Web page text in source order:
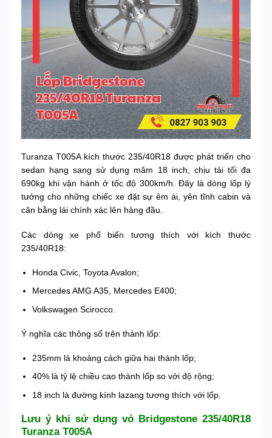
Turanza T005A kích thước 235/40R18 được phát triển cho
sedan hạng sang sử dụng mâm 18 inch, chịu tải tối đa
690kg khi vận hành ở tốc độ 300km/h. Đây là dòng lốp lý
tưởng cho những chiếc xe đặt sự êm ái, yên tĩnh cabin và
cân bằng lái chính xác lên hàng đầu.
Các dòng xe phổ biến tương thích với kích thước
235/40R18:
Honda Civic, Toyota Avalon;
Mercedes AMG A35, Mercedes E400;
Volkswagen Scirocco.
Ý nghĩa các thông số trên thành lốp:
235mm là khoảng cách giữa hai thành lốp;
40% là tỷ lệ chiều cao thành lốp so với độ rộng;
18 inch là đường kính lazang tương thích với lốp.
Lưu ý khi sử dụng vỏ Bridgestone 235/40R18
Turanza T005A